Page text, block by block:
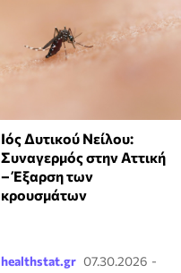
Ιός Δυτικού Νείλου:
Συναγερμός στην Αττική
– Έξαρση των
κρουσμάτων
healthstat.gr 07.30.2026 -